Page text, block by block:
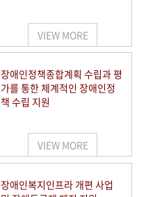
VIEW MORE
장애인정책종합계획 수립과 평
가를 통한 체계적인 장애인정
책 수립 지원
VIEW MORE
장애인복지인프라 개편 사업